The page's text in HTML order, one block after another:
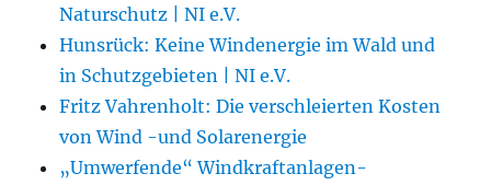
Naturschutz | NI e.V.
Hunsrück: Keine Windenergie im Wald und
in Schutzgebieten | NI e.V.
Fritz Vahrenholt: Die verschleierten Kosten
von Wind -und Solarenergie
„Umwerfende“ Windkraftanlagen-